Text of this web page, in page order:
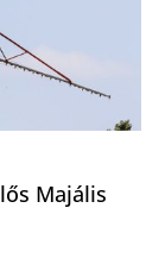
Majális